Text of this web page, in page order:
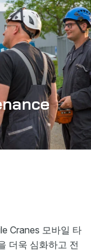
Cranes 모바일 타
더욱 심화하고 전